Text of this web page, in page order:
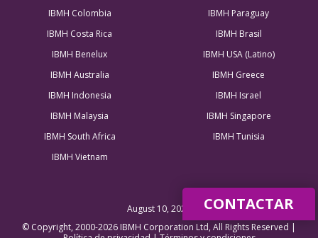
IBMH Colombia
IBMH Paraguay
IBMH Costa Rica
IBMH Brasil
IBMH Benelux
IBMH USA (Latino)
IBMH Australia
IBMH Greece
IBMH Indonesia
IBMH Israel
IBMH Malaysia
IBMH Singapore
IBMH South Africa
IBMH Tunisia
IBMH Vietnam
August 10, 2026
© Copyright, 2000-2026 IBMH Corporation Ltd, All Rights Reserved |
CONTACTAR